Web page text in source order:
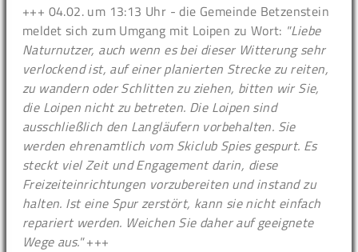
+++ 04.02. um 13:13 Uhr - die Gemeinde Betzenstein
meldet sich zum Umgang mit Loipen zu Wort: "Liebe
Naturnutzer, auch wenn es bei dieser Witterung sehr
verlockend ist, auf einer planierten Strecke zu reiten,
zu wandern oder Schlitten zu ziehen, bitten wir Sie,
die Loipen nicht zu betreten. Die Loipen sind
ausschließlich den Langläufern vorbehalten. Sie
werden ehrenamtlich vom Skiclub Spies gespurt. Es
steckt viel Zeit und Engagement darin, diese
Freizeiteinrichtungen vorzubereiten und instand zu
halten. Ist eine Spur zerstört, kann sie nicht einfach
repariert werden. Weichen Sie daher auf geeignete
Wege aus."+++